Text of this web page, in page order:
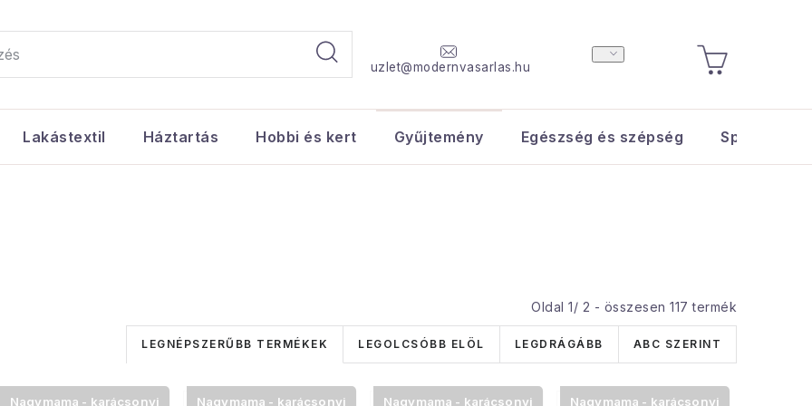
uzlet@modernvasarlas.hu
KOSÁR
Lakástextil Háztartás Hobbi és kert Gyűjtemény Egészség és szépség Sport és
Oldal 1/ 2 - összesen 117 termék
T
e
LEGNÉPSZERŰBB TERMÉKEK LEGOLCSÓBB ELÖL LEGDRÁGÁBB ABC SZERINT
Nagymama - karácsonyi
Nagymama - karácsonyi
Nagymama - karácsonyi
Nagymama - karácsonyi